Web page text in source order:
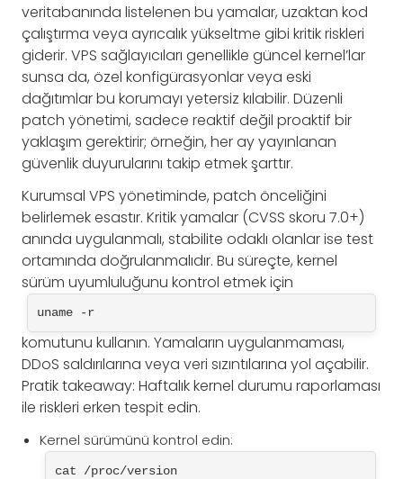
veritabanında listelenen bu yamalar, uzaktan kod
çalıştırma veya ayrıcalık yükseltme gibi kritik riskleri
giderir. VPS sağlayıcıları genellikle güncel kernel’lar
sunsa da, özel konfigürasyonlar veya eski
dağıtımlar bu korumayı yetersiz kılabilir. Düzenli
patch yönetimi, sadece reaktif değil proaktif bir
yaklaşım gerektirir; örneğin, her ay yayınlanan
güvenlik duyurularını takip etmek şarttır.
Kurumsal VPS yönetiminde, patch önceliğini
belirlemek esastır. Kritik yamalar (CVSS skoru 7.0+)
anında uygulanmalı, stabilite odaklı olanlar ise test
ortamında doğrulanmalıdır. Bu süreçte, kernel
sürüm uyumluluğunu kontrol etmek için
uname -r
komutunu kullanın. Yamaların uygulanmaması,
DDoS saldırılarına veya veri sızıntılarına yol açabilir.
Pratik takeaway: Haftalık kernel durumu raporlaması
ile riskleri erken tespit edin.
Kernel sürümünü kontrol edin:
cat /proc/version